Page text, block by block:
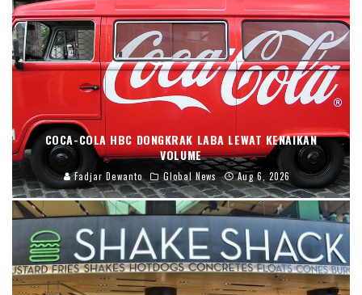
COCA-COLA HBC DONGKRAK LABA LEWAT KENAIKAN
VOLUME
Fadjar Dewanto Global News Aug 6, 2026